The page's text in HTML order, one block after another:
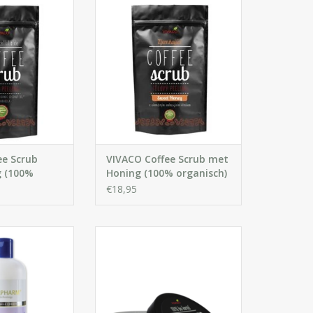
dode
de
en reinigt de
hydrateert
huid en helpt
van
zoals cellulitis,
acné en psor
Scrub
Peeling met Honing verwijdert
dode huidcellen, stimuleert de
bloedsomloop en reinigt de
poriën. Het verzacht, hydrateert
en regenereert de huid en helpt
bij het verminderen van
huidimperfecties zoals cellulitis,
striae, eczeem,
VIVACO Coffee Scrub met
Honing (100% organisch)
€18,95
vocht
die
lichaam.
voedende, verzachtende,
hydraterende en herstellende